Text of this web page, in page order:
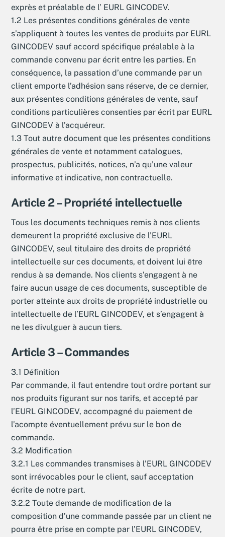
exprès et préalable de l’ EURL GINCODEV.
1.2 Les présentes conditions générales de vente
s’appliquent à toutes les ventes de produits par EURL
GINCODEV sauf accord spécifique préalable à la
commande convenu par écrit entre les parties. En
conséquence, la passation d’une commande par un
client emporte l’adhésion sans réserve, de ce dernier,
aux présentes conditions générales de vente, sauf
conditions particulières consenties par écrit par EURL
GINCODEV à l’acquéreur.
1.3 Tout autre document que les présentes conditions
générales de vente et notamment catalogues,
prospectus, publicités, notices, n’a qu’une valeur
informative et indicative, non contractuelle.
Article 2 – Propriété intellectuelle
Tous les documents techniques remis à nos clients
demeurent la propriété exclusive de l’EURL
GINCODEV, seul titulaire des droits de propriété
intellectuelle sur ces documents, et doivent lui être
rendus à sa demande. Nos clients s’engagent à ne
faire aucun usage de ces documents, susceptible de
porter atteinte aux droits de propriété industrielle ou
intellectuelle de l’EURL GINCODEV, et s’engagent à
ne les divulguer à aucun tiers.
Article 3 – Commandes
3.1 Définition
Par commande, il faut entendre tout ordre portant sur
nos produits figurant sur nos tarifs, et accepté par
l’EURL GINCODEV, accompagné du paiement de
l’acompte éventuellement prévu sur le bon de
commande.
3.2 Modification
3.2.1 Les commandes transmises à l’EURL GINCODEV
sont irrévocables pour le client, sauf acceptation
écrite de notre part.
3.2.2 Toute demande de modification de la
composition d’une commande passée par un client ne
pourra être prise en compte par l’EURL GINCODEV,